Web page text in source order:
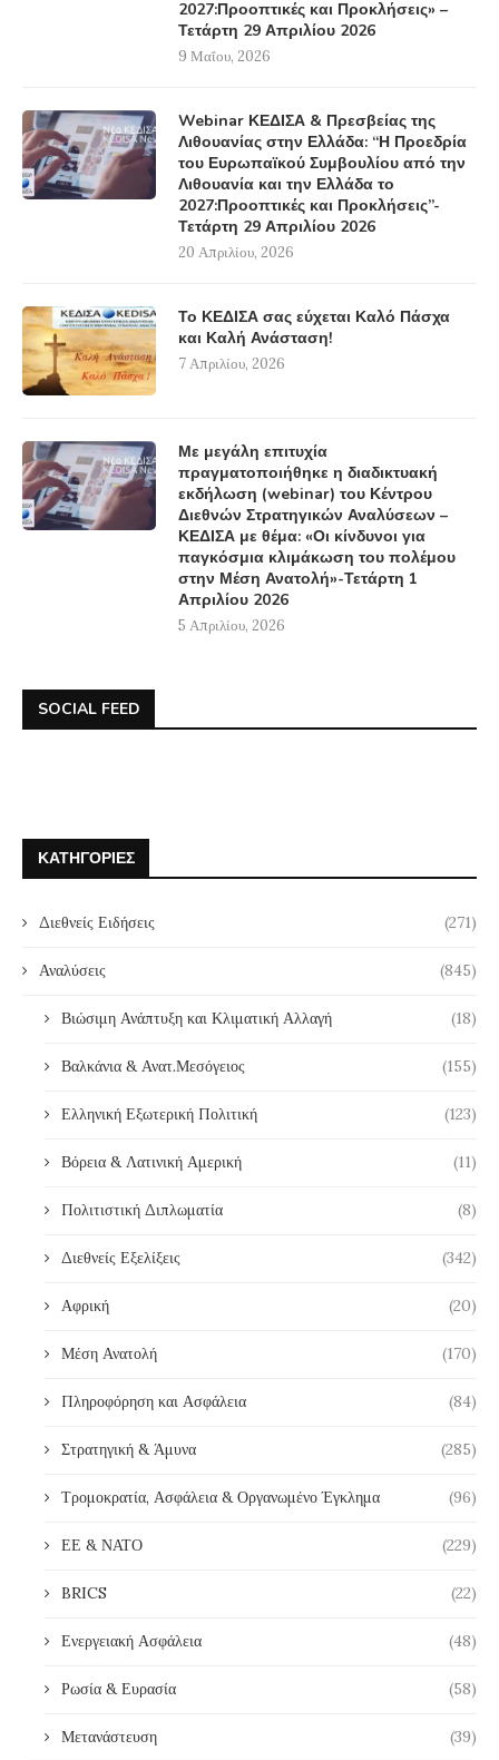
2027:Προοπτικές και Προκλήσεις» –
Τετάρτη 29 Απριλίου 2026
9 Μαΐου, 2026
Webinar ΚΕΔΙΣΑ & Πρεσβείας της
Λιθουανίας στην Ελλάδα: “Η Προεδρία
του Ευρωπαϊκού Συμβουλίου από την
Λιθουανία και την Ελλάδα το
2027:Προοπτικές και Προκλήσεις”-
Τετάρτη 29 Απριλίου 2026
20 Απριλίου, 2026
Το ΚΕΔΙΣΑ σας εύχεται Καλό Πάσχα
και Καλή Ανάσταση!
7 Απριλίου, 2026
Με μεγάλη επιτυχία
πραγματοποιήθηκε η διαδικτυακή
εκδήλωση (webinar) του Κέντρου
Διεθνών Στρατηγικών Αναλύσεων –
ΚΕΔΙΣΑ με θέμα: «Οι κίνδυνοι για
παγκόσμια κλιμάκωση του πολέμου
στην Μέση Ανατολή»-Τετάρτη 1
Απριλίου 2026
5 Απριλίου, 2026
SOCIAL FEED
ΚΑΤΗΓΟΡΊΕΣ
Διεθνείς Ειδήσεις (271)
Αναλύσεις (845)
Βιώσιμη Ανάπτυξη και Κλιματική Αλλαγή (18)
Βαλκάνια & Ανατ.Μεσόγειος (155)
Ελληνική Εξωτερική Πολιτική (123)
Βόρεια & Λατινική Αμερική (11)
Πολιτιστική Διπλωματία (8)
Διεθνείς Εξελίξεις (342)
Αφρική (20)
Μέση Ανατολή (170)
Πληροφόρηση και Ασφάλεια (84)
Στρατηγική & Άμυνα (285)
Τρομοκρατία, Ασφάλεια & Οργανωμένο Έγκλημα (96)
ΕΕ & ΝΑΤΟ (229)
BRICS (22)
Ενεργειακή Ασφάλεια (48)
Ρωσία & Ευρασία (58)
Μετανάστευση (39)